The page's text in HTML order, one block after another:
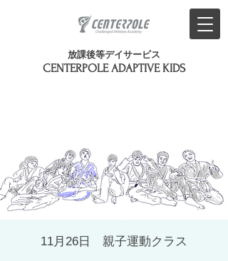
放課後等デイサービス
​CENTERPOLE ADAPTIVE KIDS
11月26日 親子運動クラス